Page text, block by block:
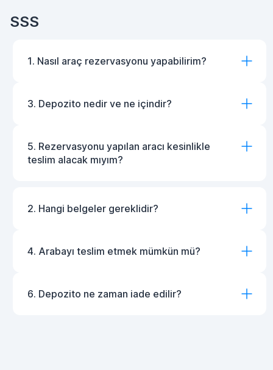
SSS
1. Nasıl araç rezervasyonu yapabilirim?
3. Depozito nedir ve ne içindir?
5. Rezervasyonu yapılan aracı kesinlikle
teslim alacak mıyım?
2. Hangi belgeler gereklidir?
4. Arabayı teslim etmek mümkün mü?
6. Depozito ne zaman iade edilir?